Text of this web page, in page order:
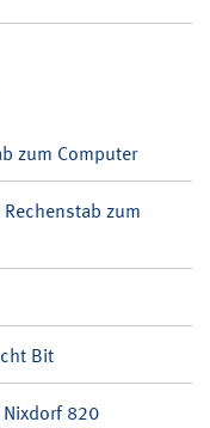
zum Computer
zum
Bit
820